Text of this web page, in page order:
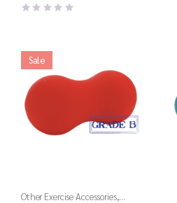
Sale
Other Exercise Accessories,